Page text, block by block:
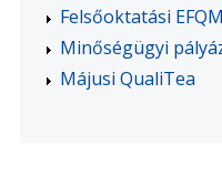
Felsőoktatási
Minőségügyi
Májusi QualiTea